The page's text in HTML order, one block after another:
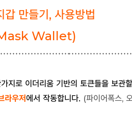
갑 만들기, 사용방법
Wallet)
로 이더리움 기반의 토큰들을 보관
우저에서 작동합니다. (파이어폭스,